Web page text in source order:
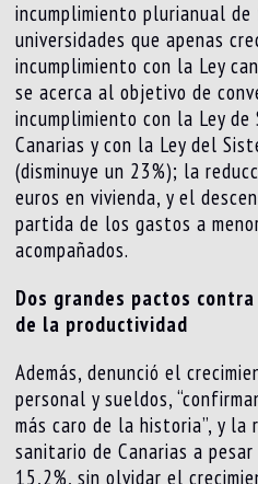
incumplimiento plurianual
universidades que apenas
incumplimiento con la Ley
se acerca al objetivo de
incumplimiento con la Ley de
Canarias y con la Ley del
(disminuye un 23%); la
euros en vivienda, y el
partida de los gastos a
acompañados.
Dos grandes pactos
de la productividad
Además, denunció el
personal y sueldos,
más caro de la historia”, y la
sanitario de Canarias a
15,2%, sin olvidar el